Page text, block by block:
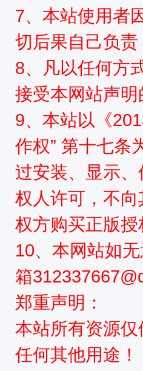
7、本站使用者
切后果自己负
8、凡以任何方
接受本网站声明
9、本站以《
作权” 第十七条
过安装、显示
权人许可，不
权方购买正版授
10、本网站如
箱
郑重声明：
本站所有资源
任何其他用途！